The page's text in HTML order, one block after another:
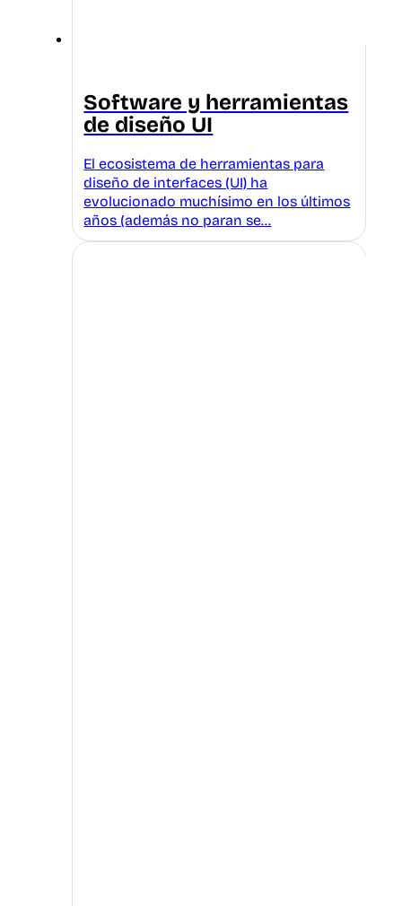
Software y herramientas
de diseño UI
El ecosistema de herramientas para
diseño de interfaces (UI) ha
evolucionado muchísimo en los últimos
años (además no paran se…